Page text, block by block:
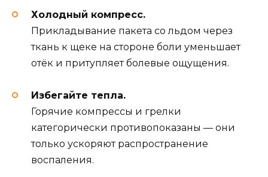
Холодный компресс.
Прикладывание пакета со льдом через
ткань к щеке на стороне боли уменьшает
отёк и притупляет болевые ощущения.
Избегайте тепла.
Горячие компрессы и грелки
категорически противопоказаны — они
только ускоряют распространение
воспаления.